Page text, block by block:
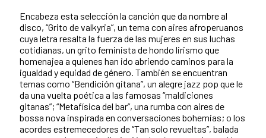
Encabeza esta selección la canción que da nombre al
disco, “Grito de valkyria”, un tema con aires afroperuanos
cuya letra resalta la fuerza de las mujeres en sus luchas
cotidianas, un grito feminista de hondo lirismo que
homenajea a quienes han ido abriendo caminos para la
igualdad y equidad de género. También se encuentran
temas como “Bendición gitana”, un alegre jazz pop que le
da una vuelta poética a las famosas “maldiciones
gitanas”; “Metafísica del bar”, una rumba con aires de
bossa nova inspirada en conversaciones bohemias; o los
acordes estremecedores de “Tan solo revueltas”, balada